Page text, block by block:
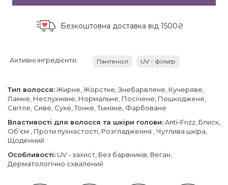
Безкоштовна доставка від 1500₴
Активні інгредієнти: Пантенол UV - фільтр
Тип волосся:Жирне, Жорстке, Знебарвлене, Кучеряве,
Ламке, Неслухняне, Нормальне, Посічене, Пошкоджене,
Світле, Сиве, Сухе, Тонке, Тьмяне, Фарбоване
Властивості для волосся та шкіри голови:Anti-Frizz, Блиск,
Об'єм , Проти пухнастості, Розгладження , Чутлива шкіра,
Щоденний
Особливості: UV - захист, Без барвників, Веган,
Дерматологічно схвалений